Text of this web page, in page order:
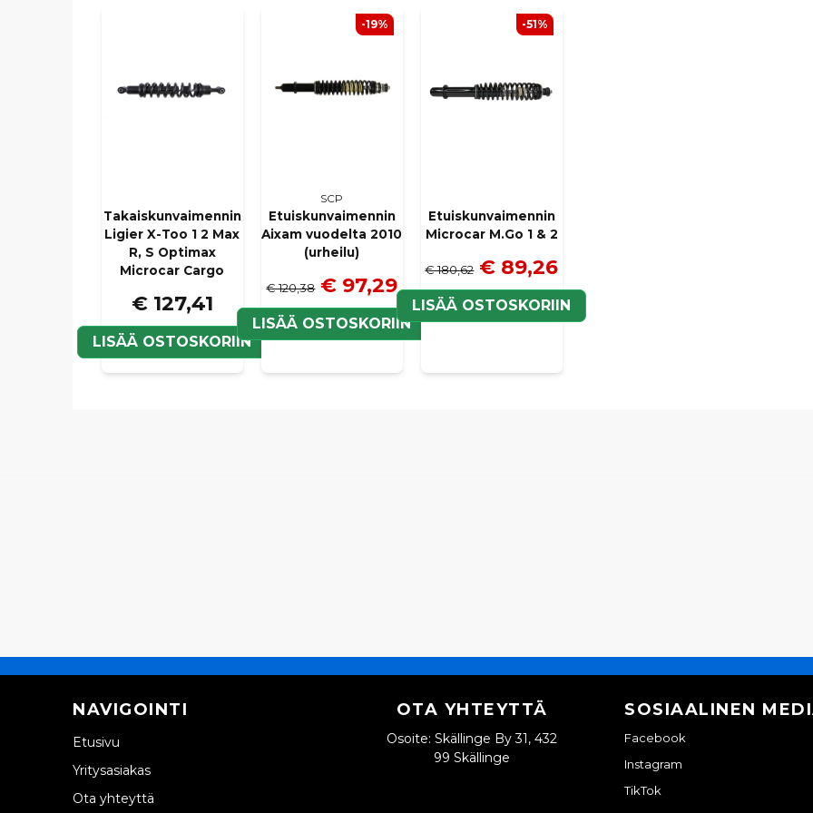
Takaiskunvaimennin
Ligier X-Too 1 2 Max
R, S Optimax
Microcar Cargo
€ 127,41
LISÄÄ OSTOSKORIIN
SCP
Etuiskunvaimennin
Aixam vuodelta 2010
(urheilu)
€ 120,38 € 97,29
LISÄÄ OSTOSKORIIN
-19%
Etuiskunvaimennin
Microcar M.Go 1 & 2
€ 180,62 € 89,26
LISÄÄ OSTOSKORIIN
-51%
NAVIGOINTI
Etusivu
Yritysasiakas
Ota yhteyttä
OTA YHTEYTTÄ
Osoite: Skällinge By 31, 432
99 Skällinge
SOSIAALINEN
Facebook
Instagram
TikTok